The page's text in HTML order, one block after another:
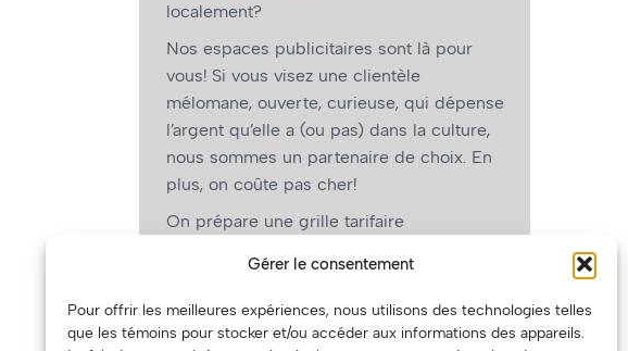
Gérer le consentement
Pour offrir les meilleures expériences, nous utilisons des technologies telles
que les témoins pour stocker et/ou accéder aux informations des appareils.
localement?
Nos espaces publicitaires sont là pour
vous! Si vous visez une clientèle
mélomane, ouverte, curieuse, qui dépense
l’argent qu’elle a (ou pas) dans la culture,
nous sommes un partenaire de choix. En
plus, on coûte pas cher!
On prépare une grille tarifaire
vous, les artistes!)